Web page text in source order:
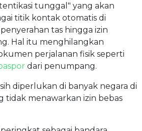
tunggal" yang akan
titik kontak otomatis di
tas hingga izin
Hal itu menghilangkan
perjalanan fisik seperti
dari penumpang.
diperlukan di banyak negara di
tidak menawarkan izin bebas